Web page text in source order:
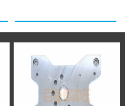
是这个止口的r角。冲压拉深，
翻边再压平，这里的r角永远避
有选择了留足够的余量，车加
工。车加工代价太高，因为需
要全部任何部位尺寸包括法兰
平面都要车一刀，才能保证垂
直、...